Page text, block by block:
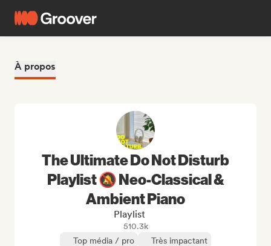
À propos
The Ultimate Do Not Disturb
Playlist 🔕 Neo-Classical &
Ambient Piano
Playlist
510.3k
Top média / pro
Très impactant